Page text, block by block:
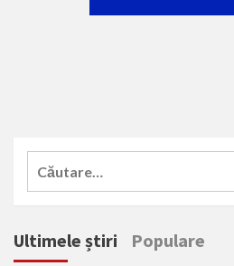
Caută
Ultimele știri Populare